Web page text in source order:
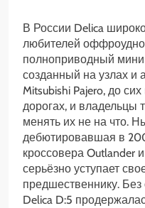
В России Delica
любителей
полноприводный
созданный на узлах и
Mitsubishi Pajero, до
дорогах, и владельцы
менять их не на что.
дебютировавшая в
кроссовера Outlander
серьёзно уступает
предшественнику.
Delica D:5